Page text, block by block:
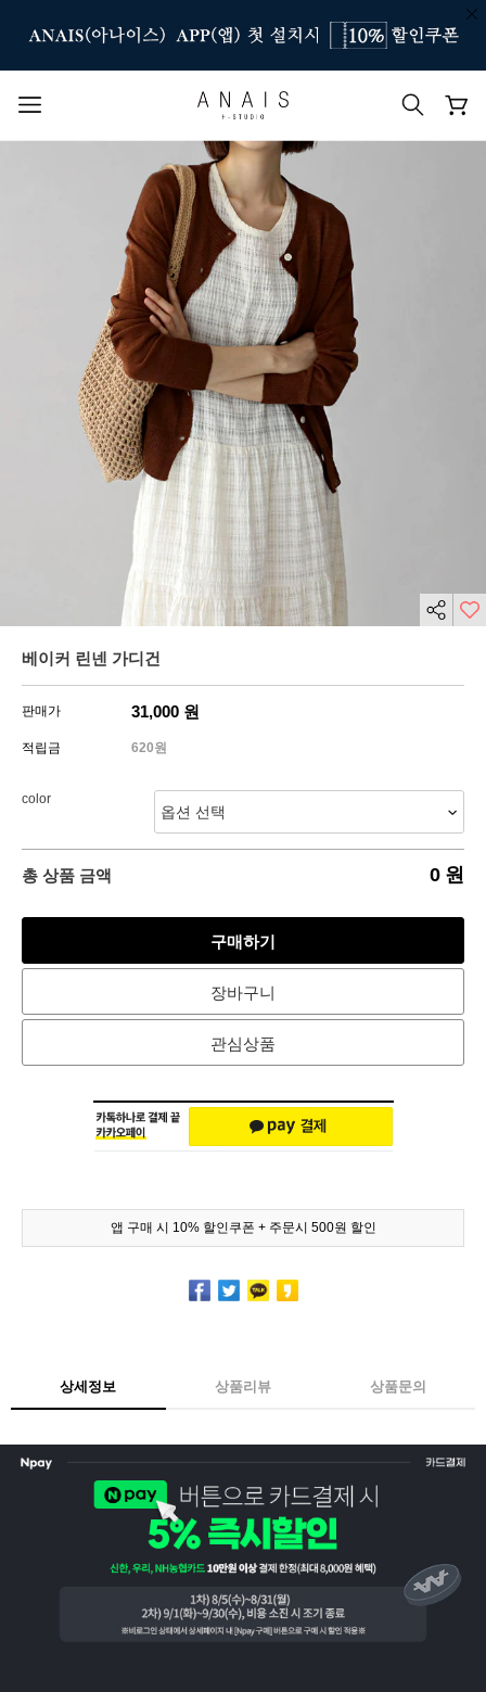
인기 검색어
#신상7%할인 #아나이스 제작
#MD추천 #당일발송 #BEST OF BEST
베이커 린넨 가디건
판매가 31,000 원
적립금 620원
color
총 상품 금액 0 원
구매하기
장바구니
관심상품
앱 구매 시 10% 할인쿠폰 + 주문시 500원 할인
상세정보 상품리뷰 상품문의